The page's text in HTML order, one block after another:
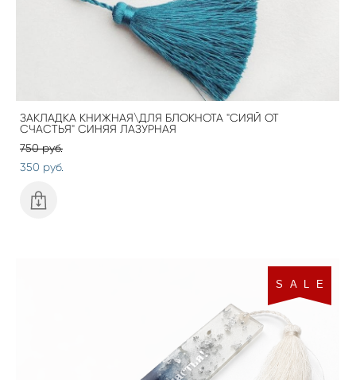
ЗАКЛАДКА КНИЖНАЯ\ДЛЯ БЛОКНОТА "СИЯЙ ОТ
СЧАСТЬЯ" СИНЯЯ ЛАЗУРНАЯ
750 pуб.
350 pуб.
S A L E